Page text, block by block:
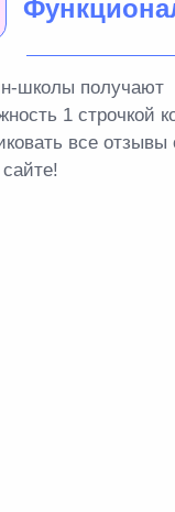
школы получают
1 строчкой
все отзывы